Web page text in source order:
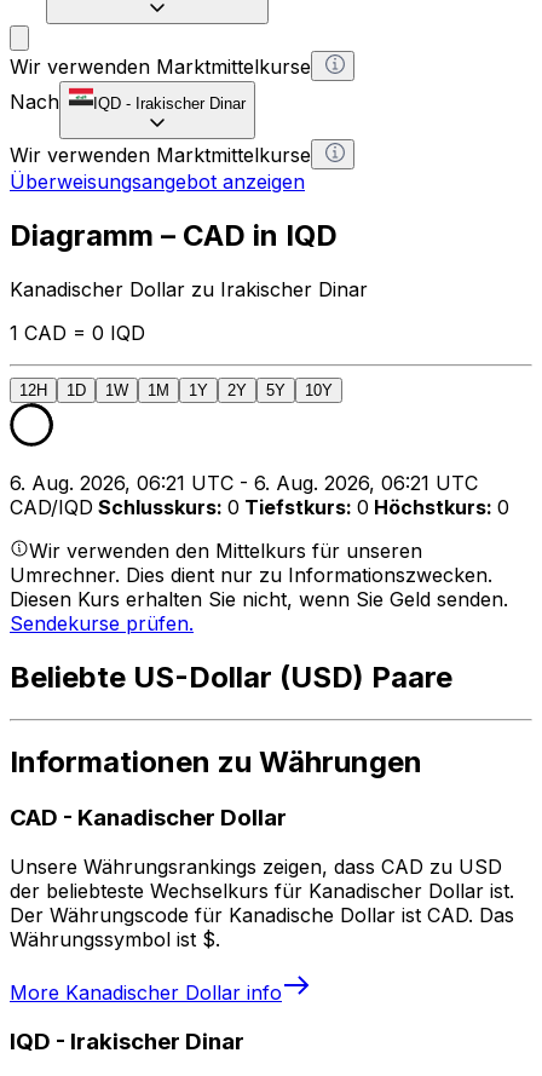
Wir verwenden Marktmittelkurse
Nach
IQD - Irakischer Dinar
Wir verwenden Marktmittelkurse
Überweisungsangebot anzeigen
Diagramm – CAD in IQD
Kanadischer Dollar zu Irakischer Dinar
1 CAD = 0 IQD
12H 1D 1W 1M 1Y 2Y 5Y 10Y
6. Aug. 2026, 06:21 UTC - 6. Aug. 2026, 06:21 UTC
CAD/IQD Schlusskurs: 0 Tiefstkurs: 0 Höchstkurs: 0
Wir verwenden den Mittelkurs für unseren
Umrechner. Dies dient nur zu Informationszwecken.
Diesen Kurs erhalten Sie nicht, wenn Sie Geld senden.
Sendekurse prüfen.
Beliebte US-Dollar (USD) Paare
Informationen zu Währungen
CAD - Kanadischer Dollar
Unsere Währungsrankings zeigen, dass CAD zu USD
der beliebteste Wechselkurs für Kanadischer Dollar ist.
Der Währungscode für Kanadische Dollar ist CAD. Das
Währungssymbol ist $.
More Kanadischer Dollar info
IQD - Irakischer Dinar